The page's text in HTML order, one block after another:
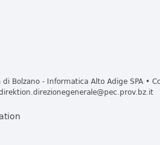
Bolzano - Informatica Alto Adige SPA •